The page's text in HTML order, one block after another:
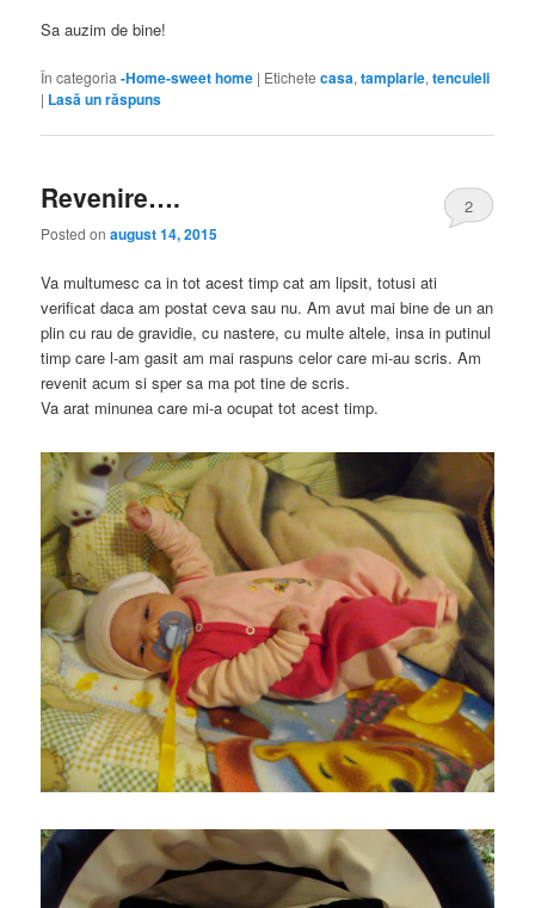
Sa auzim de bine!
În categoria -Home-sweet home | Etichete casa,tamplarie,tencuieli
| Lasă un răspuns
Revenire….
Posted onaugust 14, 2015
2
Va multumesc ca in tot acest timp cat am lipsit, totusi ati
verificat daca am postat ceva sau nu. Am avut mai bine de un an
plin cu rau de gravidie, cu nastere, cu multe altele, insa in putinul
timp care l-am gasit am mai raspuns celor care mi-au scris. Am
revenit acum si sper sa ma pot tine de scris.
Va arat minunea care mi-a ocupat tot acest timp.